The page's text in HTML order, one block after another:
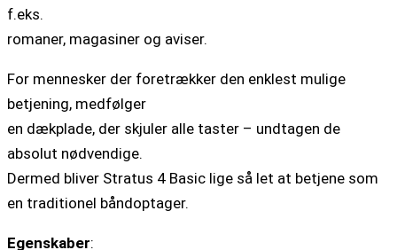
f.eks.
romaner, magasiner og aviser.
For mennesker der foretrækker den enklest mulige
betjening, medfølger
en dækplade, der skjuler alle taster – undtagen de
absolut nødvendige.
Dermed bliver Stratus 4 Basic lige så let at betjene som
en traditionel båndoptager.
Egenskaber: